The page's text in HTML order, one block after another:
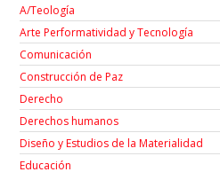
A/Teología
Arte Performatividad y Tecnología
Comunicación
Construcción de Paz
Derecho
Derechos humanos
Diseño y Estudios de la Materialidad
Educación